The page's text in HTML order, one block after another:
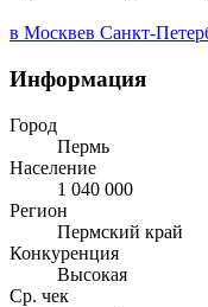
в Москвев Санкт-
Информация
Город
Пермь
Население
1 040 000
Регион
Пермский край
Конкуренция
Высокая
Ср. чек